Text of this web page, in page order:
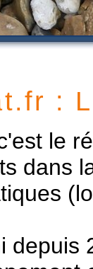
:
le
dans
depuis